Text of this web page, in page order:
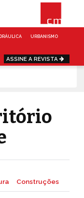
URBANISMO
ASSINE A REVISTA
Construções